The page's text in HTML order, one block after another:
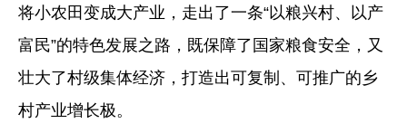
将小农田变成大产业，走出了一条“以粮兴村、以产
富民”的特色发展之路，既保障了国家粮食安全，又
壮大了村级集体经济，打造出可复制、可推广的乡
村产业增长极。